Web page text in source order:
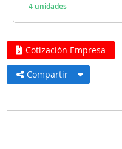
4 unidades
Cotización Empresa
Compartir